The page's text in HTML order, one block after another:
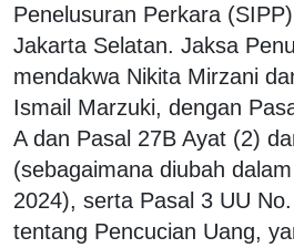
Penelusuran Perkara
Jakarta Selatan. Jaksa
mendakwa Nikita Mirzani
Ismail Marzuki, dengan
A dan Pasal 27B Ayat (2)
(sebagaimana diubah
2024), serta Pasal 3 UU
tentang Pencucian Uang,